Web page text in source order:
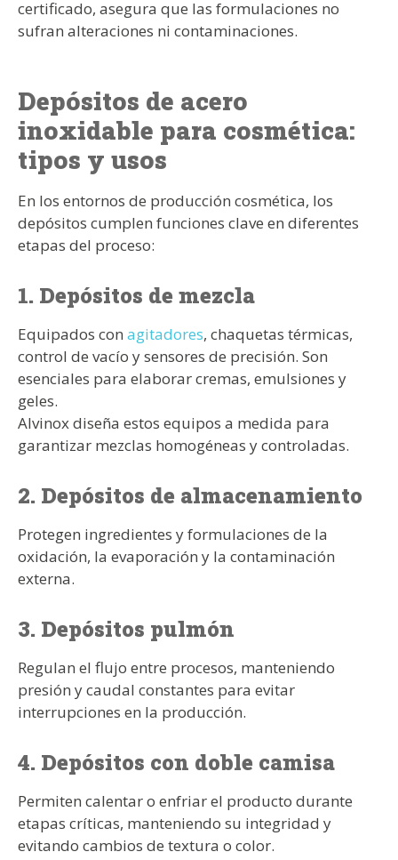
certificado, asegura que las formulaciones no
sufran alteraciones ni contaminaciones.
Depósitos de acero
inoxidable para cosmética:
tipos y usos
En los entornos de producción cosmética, los
depósitos cumplen funciones clave en diferentes
etapas del proceso:
1. Depósitos de mezcla
Equipados con agitadores, chaquetas térmicas,
control de vacío y sensores de precisión. Son
esenciales para elaborar cremas, emulsiones y
geles.
Alvinox diseña estos equipos a medida para
garantizar mezclas homogéneas y controladas.
2. Depósitos de almacenamiento
Protegen ingredientes y formulaciones de la
oxidación, la evaporación y la contaminación
externa.
3. Depósitos pulmón
Regulan el flujo entre procesos, manteniendo
presión y caudal constantes para evitar
interrupciones en la producción.
4. Depósitos con doble camisa
Permiten calentar o enfriar el producto durante
etapas críticas, manteniendo su integridad y
evitando cambios de textura o color.